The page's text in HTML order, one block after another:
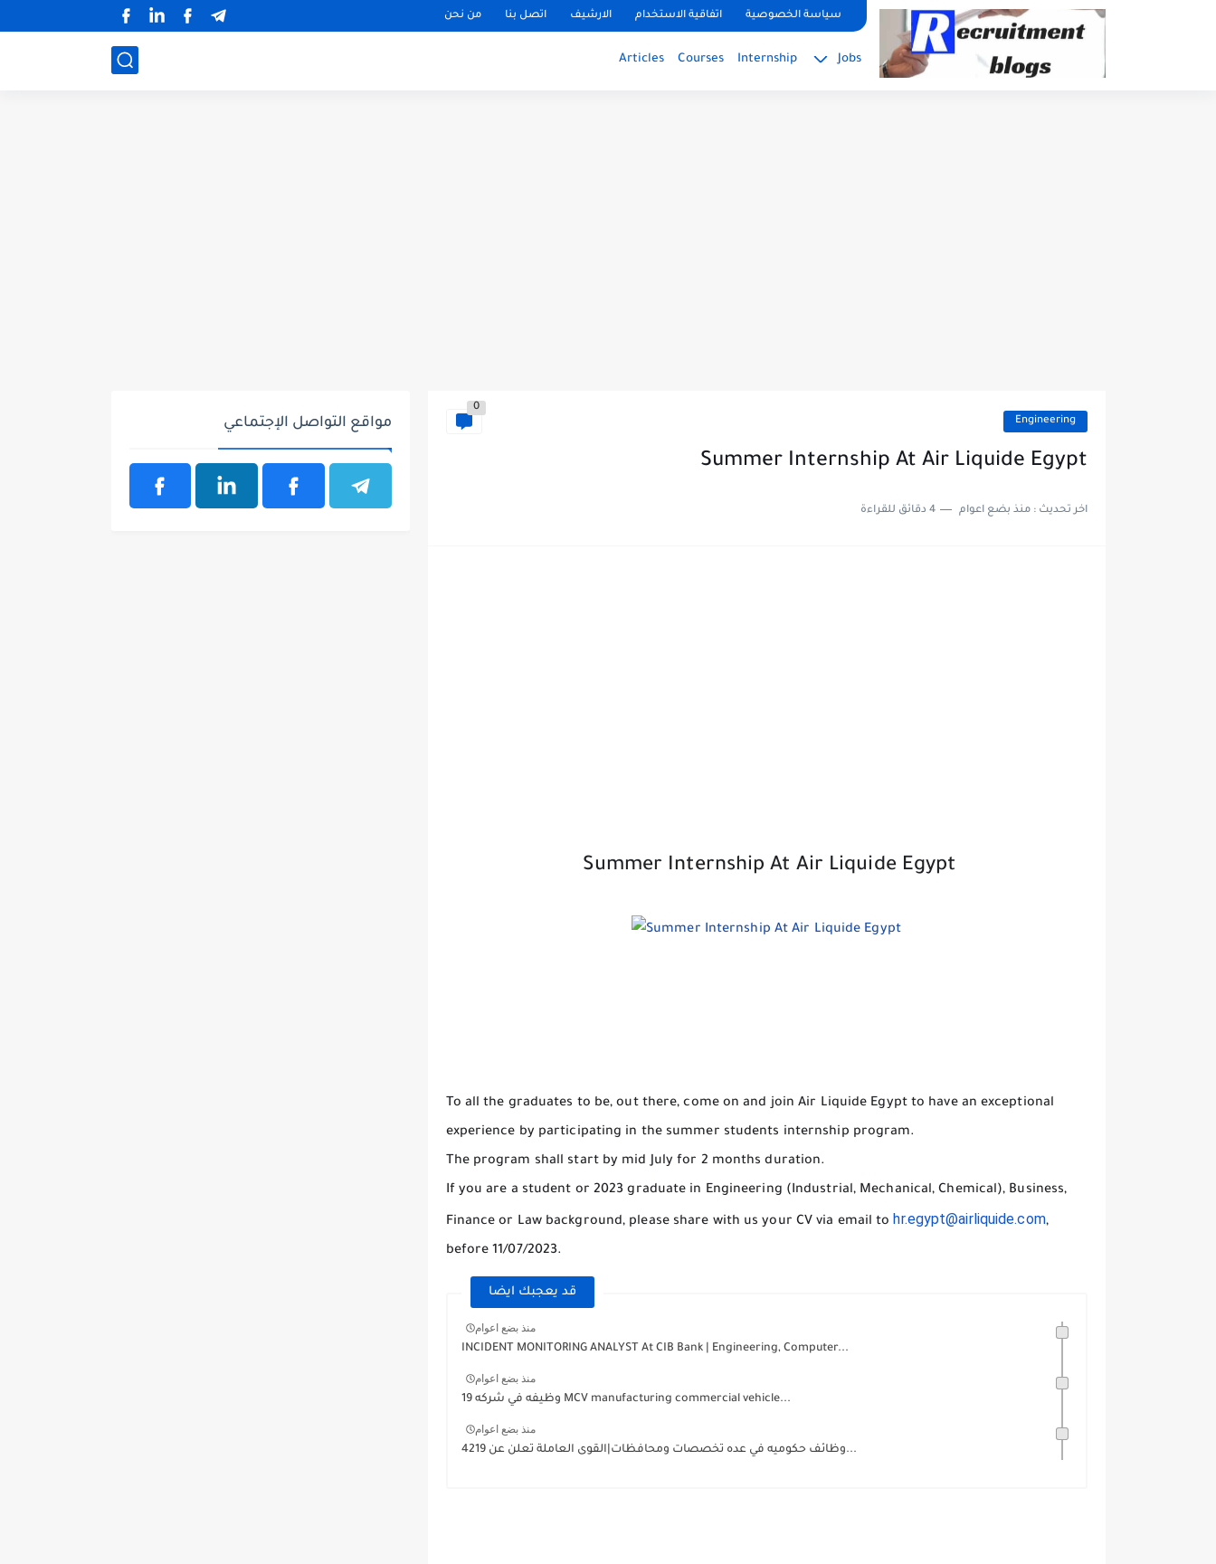
google.com, pub-2091334367487754, DIRECT, f08c47fec0942fa0سياسة الخصوصية اتفاقية الاستخدام الارشيف اتصل بنا من نحن
Jobs
Internship
Courses
Articles
Engineering
0
Summer Internship At Air Liquide Egypt
اخر تحديث :منذ بضع اعوام 4 دقائق للقراءة
Summer Internship At Air Liquide Egypt
To all the graduates to be, out there, come on and join Air Liquide Egypt to have an exceptional
experience by participating in the summer students internship program.
The program shall start by mid July for 2 months duration.
If you are a student or 2023 graduate in Engineering (Industrial, Mechanical, Chemical), Business,
Finance or Law background, please share with us your CV via email tohr.egypt@airliquide.com,
before 11/07/2023.
قد يعجبك ايضا
منذ بضع اعوام
INCIDENT MONITORING ANALYST At CIB Bank | Engineering, Computer...
منذ بضع اعوام
19 وظيفه في شركه MCV manufacturing commercial vehicle...
منذ بضع اعوام
وظائف حكوميه في عده تخصصات ومحافظات|القوى العاملة تعلن عن 4219...
مواقع التواصل الإجتماعي